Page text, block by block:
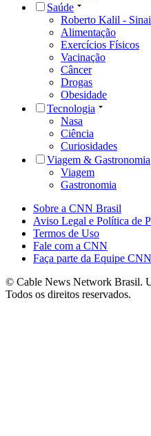
Saúde
Roberto Kalil -
Alimentação
Exercícios Físicos
Vacinação
Câncer
Drogas
Obesidade
Tecnologia
Nasa
Ciência
Curiosidades
Viagem & Gastronomia
Viagem
Gastronomia
Sobre a CNN Brasil
Aviso Legal e Política de
Termos de Uso
Fale com a CNN
Faça parte da Equipe CNN
© Cable News Network Brasil.
Todos os direitos reservados.